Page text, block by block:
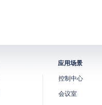
应用场景
控制中心
会议室